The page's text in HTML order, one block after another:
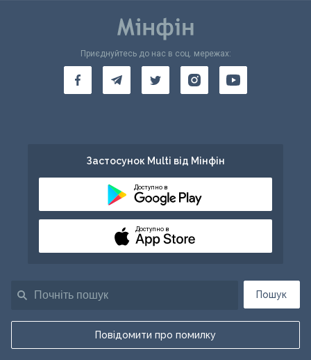
Пошук
Повідомити про помилку
Приєднуйтесь до нас в соц. мережах:
Застосунок Multi від Мінфін
Доступно в
Доступно в